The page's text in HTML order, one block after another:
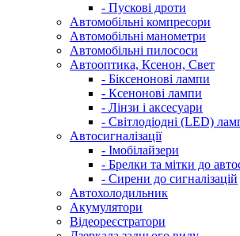
- Пускові дроти
Автомобільні компресори
Автомобільні манометри
Автомобільні пилососи
Автооптика, Ксенон, Свет
- Біксенонові лампи
- Ксенонові лампи
- Лінзи і аксесуари
- Світлодіодні (LED)
Автосигналізації
- Імобілайзери
- Брелки та мітки до
- Сирени до сигналізацій
Автохолодильник
Акумулятори
Відеореєстратори